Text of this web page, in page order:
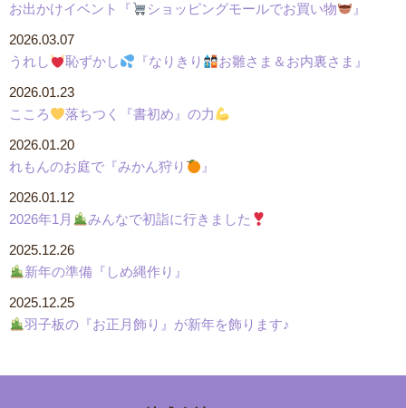
お出かけイベント『 ショッピングモールでお買い物 』
うれし 恥ずかし 『なりきり お雛さま＆お内裏さま』
2026.03.07
こころ 落ちつく『書初め』の力
2026.01.23
れもんのお庭で『みかん狩り 』
2026.01.20
2026年1月 みんなで初詣に行きました
2026.01.12
新年の準備『しめ縄作り』
2025.12.26
羽子板の『お正月飾り』が新年を飾ります♪
2025.12.25